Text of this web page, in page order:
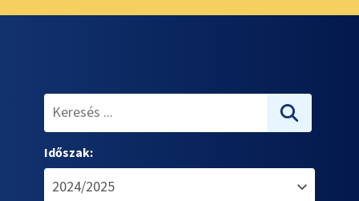
Időszak: